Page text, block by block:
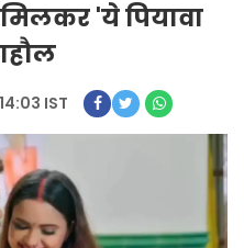
'ये पियावा
IST